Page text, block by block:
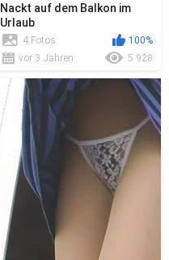
Nackt auf dem Balkon im
Urlaub
4 Fotos
100%
vor 3 Jahren
5 928